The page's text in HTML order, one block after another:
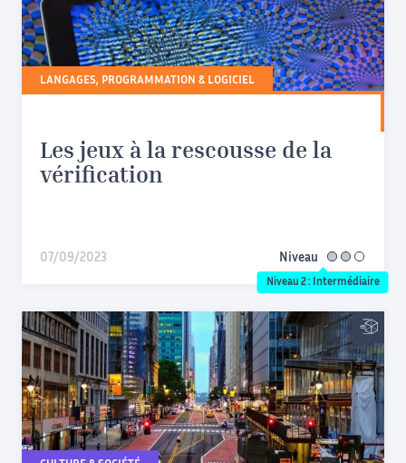
LANGAGES, PROGRAMMATION & LOGICIEL
Les jeux à la rescousse de la
vérification
07/09/2023 Niveau intermédiaire
Niveau 2 : Intermédiaire